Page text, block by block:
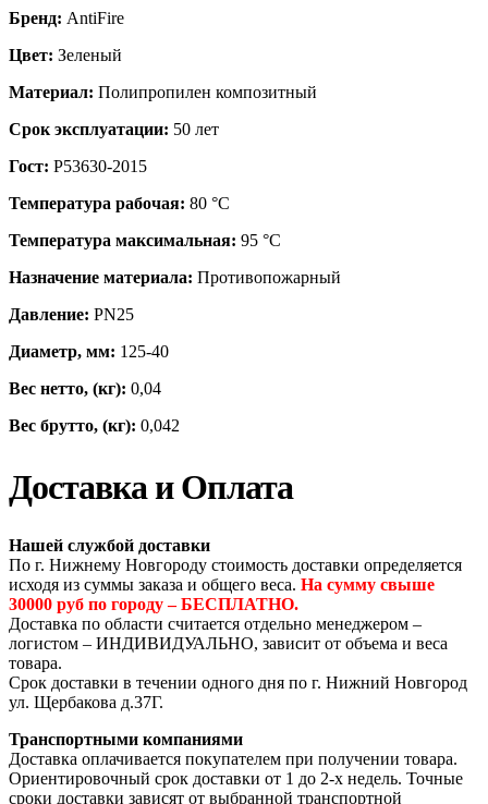
Бренд: AntiFire
Цвет: Зеленый
Материал: Полипропилен композитный
Срок эксплуатации: 50 лет
Гост: Р53630-2015
Температура рабочая: 80 °С
Температура максимальная: 95 °С
Назначение материала: Противопожарный
Давление: PN25
Диаметр, мм: 125-40
Вес нетто, (кг): 0,04
Вес брутто, (кг): 0,042
Доставка и Оплата
Нашей службой доставки
По г. Нижнему Новгороду стоимость доставки определяется
исходя из суммы заказа и общего веса. На сумму свыше
30000 руб по городу – БЕСПЛАТНО.
Доставка по области считается отдельно менеджером –
логистом – ИНДИВИДУАЛЬНО, зависит от объема и веса
товара.
Срок доставки в течении одного дня по г. Нижний Новгород
ул. Щербакова д.37Г.
Транспортными компаниями
Доставка оплачивается покупателем при получении товара.
Ориентировочный срок доставки от 1 до 2-х недель. Точные
сроки доставки зависят от выбранной транспортной